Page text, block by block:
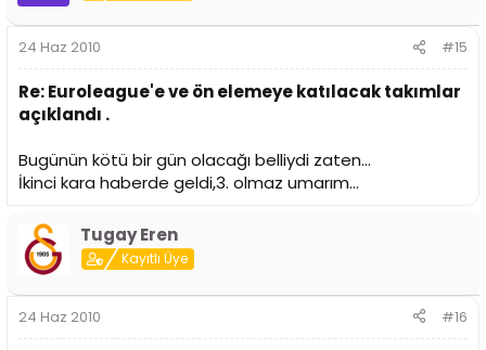
24 Haz 2010 #15
Re: Euroleague'e ve ön elemeye katılacak takımlar
açıklandı .
Bugünün kötü bir gün olacağı belliydi zaten...
İkinci kara haberde geldi,3. olmaz umarım...
Tugay Eren
Kayıtlı Üye
24 Haz 2010 #16